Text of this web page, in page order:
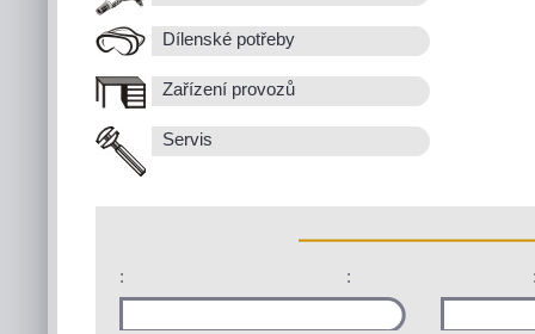
Dílenské potřeby
Zařízení provozů
Servis
: :